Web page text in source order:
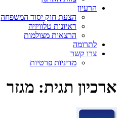
הרעיון
הצעת חוק יסוד המשפחה
ראיונות טלוויזיה
הרצאות מצולמות
לתרומה
צרו קשר
מדיניות פרטיות
ארכיון תגית: מגזר